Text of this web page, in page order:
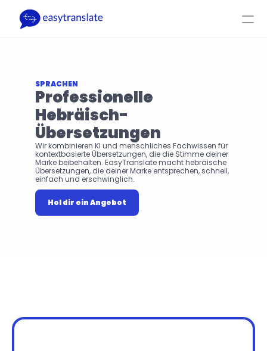
Produkt Ressourcen
SPRACHEN
Professionelle
Hebräisch-
Übersetzungen
Wir kombinieren KI und menschliches Fachwissen für
kontextbasierte Übersetzungen, die die Stimme deiner
Marke beibehalten. EasyTranslate macht hebräische
Übersetzungen, die deiner Marke entsprechen, schnell,
einfach und erschwinglich.
Hol dir ein Angebot